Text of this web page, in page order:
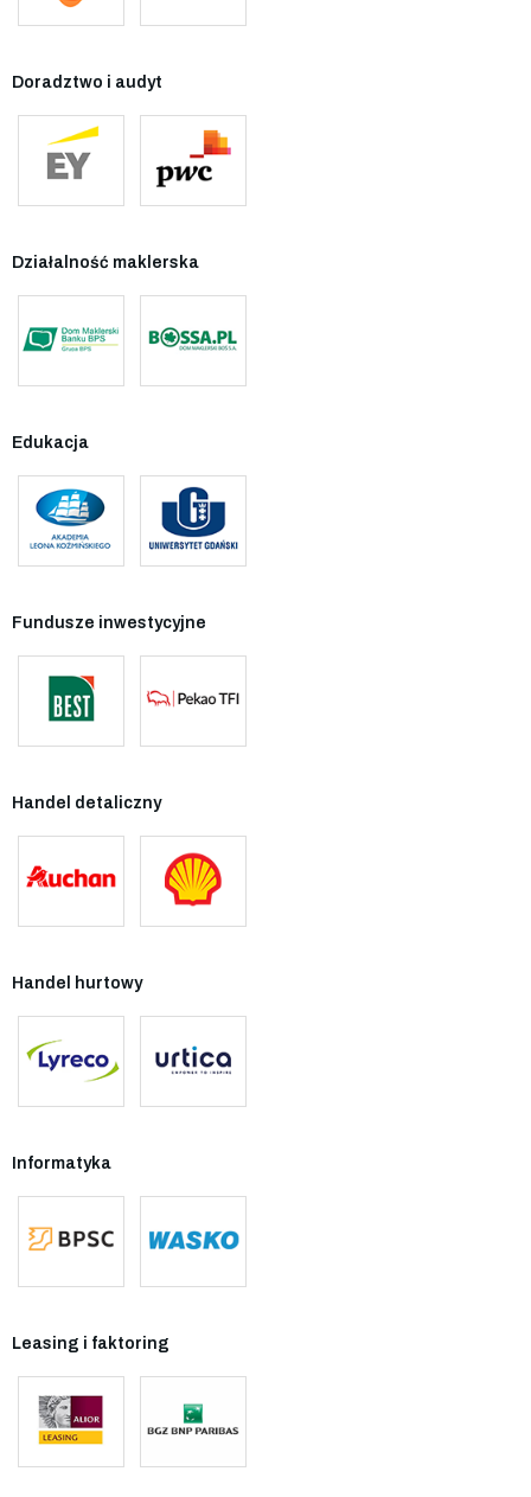
Doradztwo i audyt
Działalność maklerska
Edukacja
Fundusze inwestycyjne
Handel detaliczny
Handel hurtowy
Informatyka
Leasing i faktoring